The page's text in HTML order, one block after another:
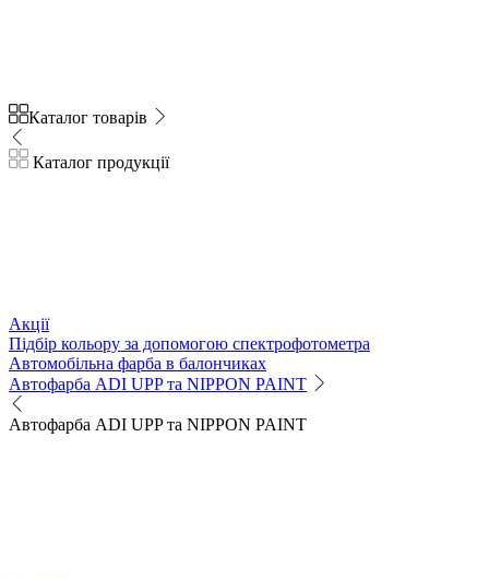
Каталог товарів
Каталог продукції
Акції
Підбір кольору за допомогою спектрофотометра
Автомобільна фарба в балончиках
Автофарба ADI UPP та NIPPON PAINT
Автофарба ADI UPP та NIPPON PAINT